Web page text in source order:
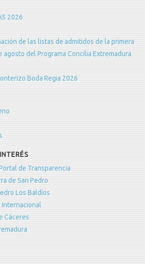
2026
de las listas de admitidos de la primera
agosto del Programa Concilia Extremadura
Boda Regia 2026
de Transparencia
de San Pedro
Los Baldíos
Internacional
Cáceres